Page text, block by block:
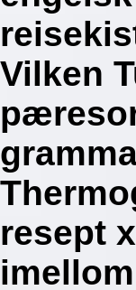
Vilken
resept